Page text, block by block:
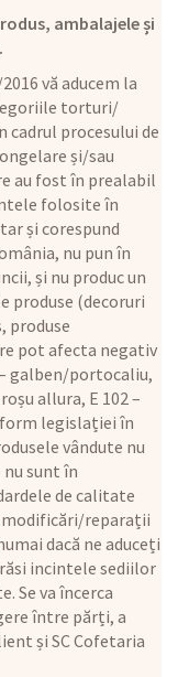
ambalajele și
vă aducem la
torturi/
procesului de
și/sau
au fost în prealabil
folosite în
și corespund
nu pun în
și nu produc un
produse (decoruri
produse
pot afecta negativ
galben/portocaliu,
allura, E 102 –
legislației în
vândute nu
nu sunt în
de calitate
modificări/reparații
dacă ne aduceți
incintele sediilor
Se va încerca
între părți, a
și SC Cofetaria